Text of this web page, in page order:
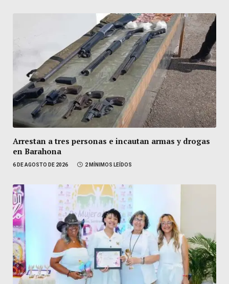
Arrestan a tres personas e incautan armas y drogas
en Barahona
6 DE AGOSTO DE 2026 2 MÍNIMOS LEÍDOS